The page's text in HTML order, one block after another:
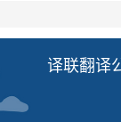
译联翻译